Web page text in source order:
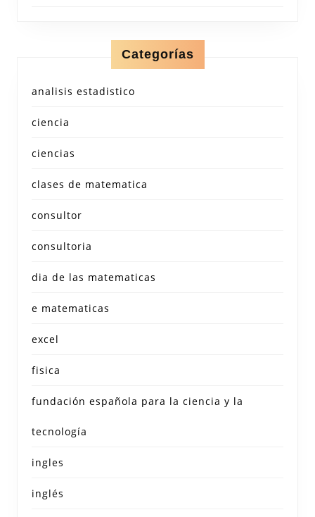
Categorías
analisis estadistico
ciencia
ciencias
clases de matematica
consultor
consultoria
dia de las matematicas
e matematicas
excel
fisica
fundación española para la ciencia y la
tecnología
ingles
inglés